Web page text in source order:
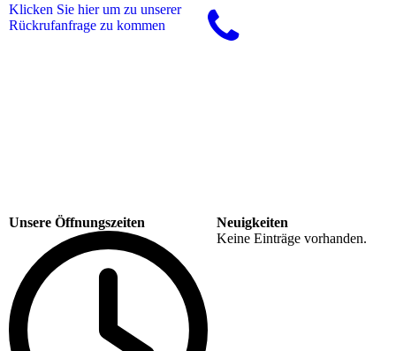
Klicken Sie hier um zu unserer
Rückrufanfrage zu kommen
Unsere Öffnungszeiten
Neuigkeiten
Keine Einträge vorhanden.